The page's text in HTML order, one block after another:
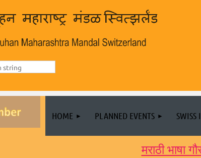
HOME PLANNED EVENTS SWISS
मराठी भाषा